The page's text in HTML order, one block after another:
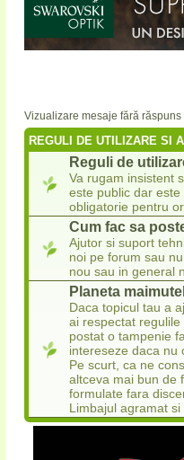
Vizualizare mesaje fără răspuns
REGULI DE UTILIZARE SI
Reguli de
Va rugam insistent
este public dar
obligatorie pentru
Cum fac sa
Ajutor si suport
noi pe forum sau
nou sau in general
Planeta
Daca topicul tau a
ai respectat
postat o tampenie
intereseze daca nu
Pe scurt, ca ne
altceva mai bun de
formulate fara
Limbajul agramat